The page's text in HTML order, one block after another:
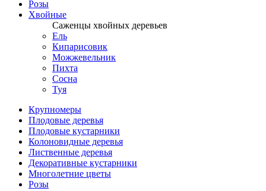
Розы
Хвойные
Саженцы хвойных деревьев
Ель
Кипарисовик
Можжевельник
Пихта
Сосна
Туя
Крупномеры
Плодовые деревья
Плодовые кустарники
Колоновидные деревья
Лиственные деревья
Декоративные кустарники
Многолетние цветы
Розы